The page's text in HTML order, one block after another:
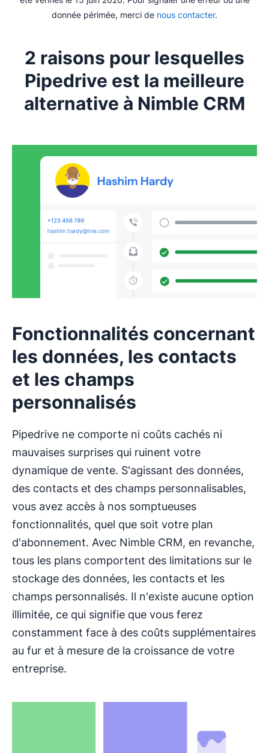
donnée périmée, merci de nous contacter.
2 raisons pour lesquelles
Pipedrive est la meilleure
alternative à Nimble CRM
Fonctionnalités concernant
les données, les contacts
et les champs
personnalisés
Pipedrive ne comporte ni coûts cachés ni
mauvaises surprises qui ruinent votre
dynamique de vente. S'agissant des données,
des contacts et des champs personnalisables,
vous avez accès à nos somptueuses
fonctionnalités, quel que soit votre plan
d'abonnement. Avec Nimble CRM, en revanche,
tous les plans comportent des limitations sur le
stockage des données, les contacts et les
champs personnalisés. Il n'existe aucune option
illimitée, ce qui signifie que vous ferez
constamment face à des coûts supplémentaires
au fur et à mesure de la croissance de votre
entreprise.